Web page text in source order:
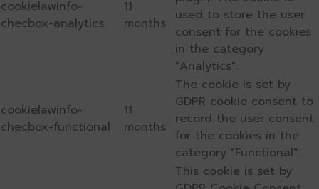
cookielawinfo-
checbox-analytics
11
months
used to store the user
consent for the cookies
in the category
"Analytics".
cookielawinfo-
checbox-functional
11
months
The cookie is set by
GDPR cookie consent to
record the user consent
for the cookies in the
category "Functional".
This cookie is set by